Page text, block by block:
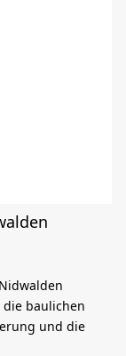
baulichen
und die